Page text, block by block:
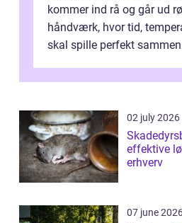
kommer ind rå og går ud
håndværk, hvor tid,
skal spille perfekt
02 july 2026
effektive
erhverv
07 june